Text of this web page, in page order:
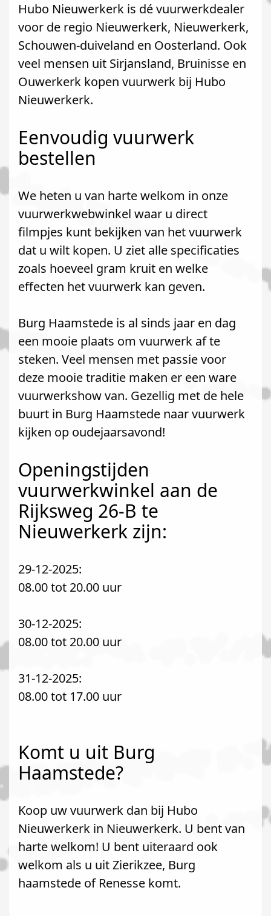
Hubo Nieuwerkerk is dé vuurwerkdealer
voor de regio Nieuwerkerk, Nieuwerkerk,
Schouwen-duiveland en Oosterland. Ook
veel mensen uit Sirjansland, Bruinisse en
Ouwerkerk kopen vuurwerk bij Hubo
Nieuwerkerk.
Eenvoudig vuurwerk
bestellen
We heten u van harte welkom in onze
vuurwerkwebwinkel waar u direct
filmpjes kunt bekijken van het vuurwerk
dat u wilt kopen. U ziet alle specificaties
zoals hoeveel gram kruit en welke
effecten het vuurwerk kan geven.
Burg Haamstede is al sinds jaar en dag
een mooie plaats om vuurwerk af te
steken. Veel mensen met passie voor
deze mooie traditie maken er een ware
vuurwerkshow van. Gezellig met de hele
buurt in Burg Haamstede naar vuurwerk
kijken op oudejaarsavond!
Openingstijden
vuurwerkwinkel aan de
Rijksweg 26-B te
Nieuwerkerk zijn:
29-12-2025:
08.00 tot 20.00 uur
30-12-2025:
08.00 tot 20.00 uur
31-12-2025:
08.00 tot 17.00 uur
Komt u uit Burg
Haamstede?
Koop uw vuurwerk dan bij Hubo
Nieuwerkerk in Nieuwerkerk. U bent van
harte welkom! U bent uiteraard ook
welkom als u uit Zierikzee, Burg
haamstede of Renesse komt.